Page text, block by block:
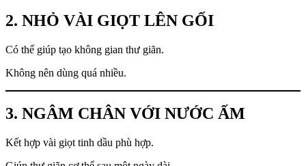
2. NHỎ VÀI GIỌT LÊN GỐI
Có thể giúp tạo không gian thư giãn.
Không nên dùng quá nhiều.
3. NGÂM CHÂN VỚI NƯỚC ẤM
Kết hợp vài giọt tinh dầu phù hợp.